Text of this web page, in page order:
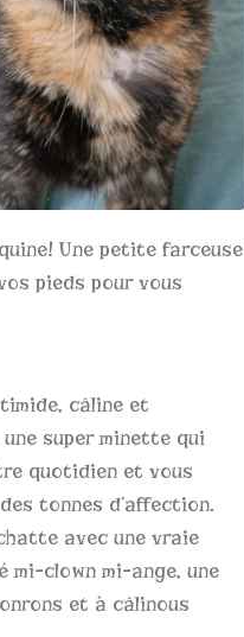
Une petite farceuse
pieds pour vous
câline et
une super minette qui
quotidien et vous
tonnes d’affection.
avec une vraie
mi-clown mi-ange, une
et à câlinous